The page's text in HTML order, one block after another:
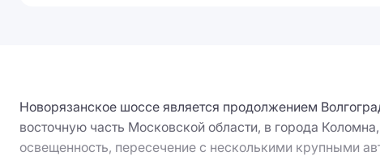
Новорязанское шоссе является продолжением
восточную часть Московской области, в города
освещенность, пересечение с несколькими крупными